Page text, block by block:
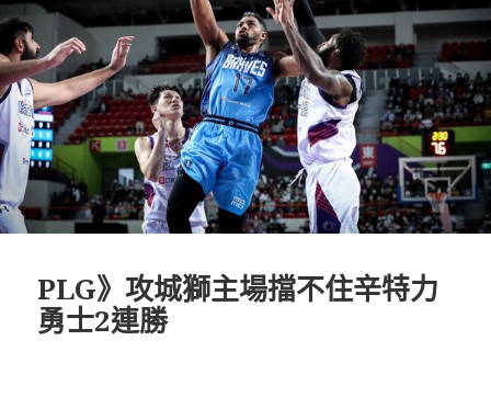
PLG》攻城獅主場擋不住辛特力
勇士2連勝